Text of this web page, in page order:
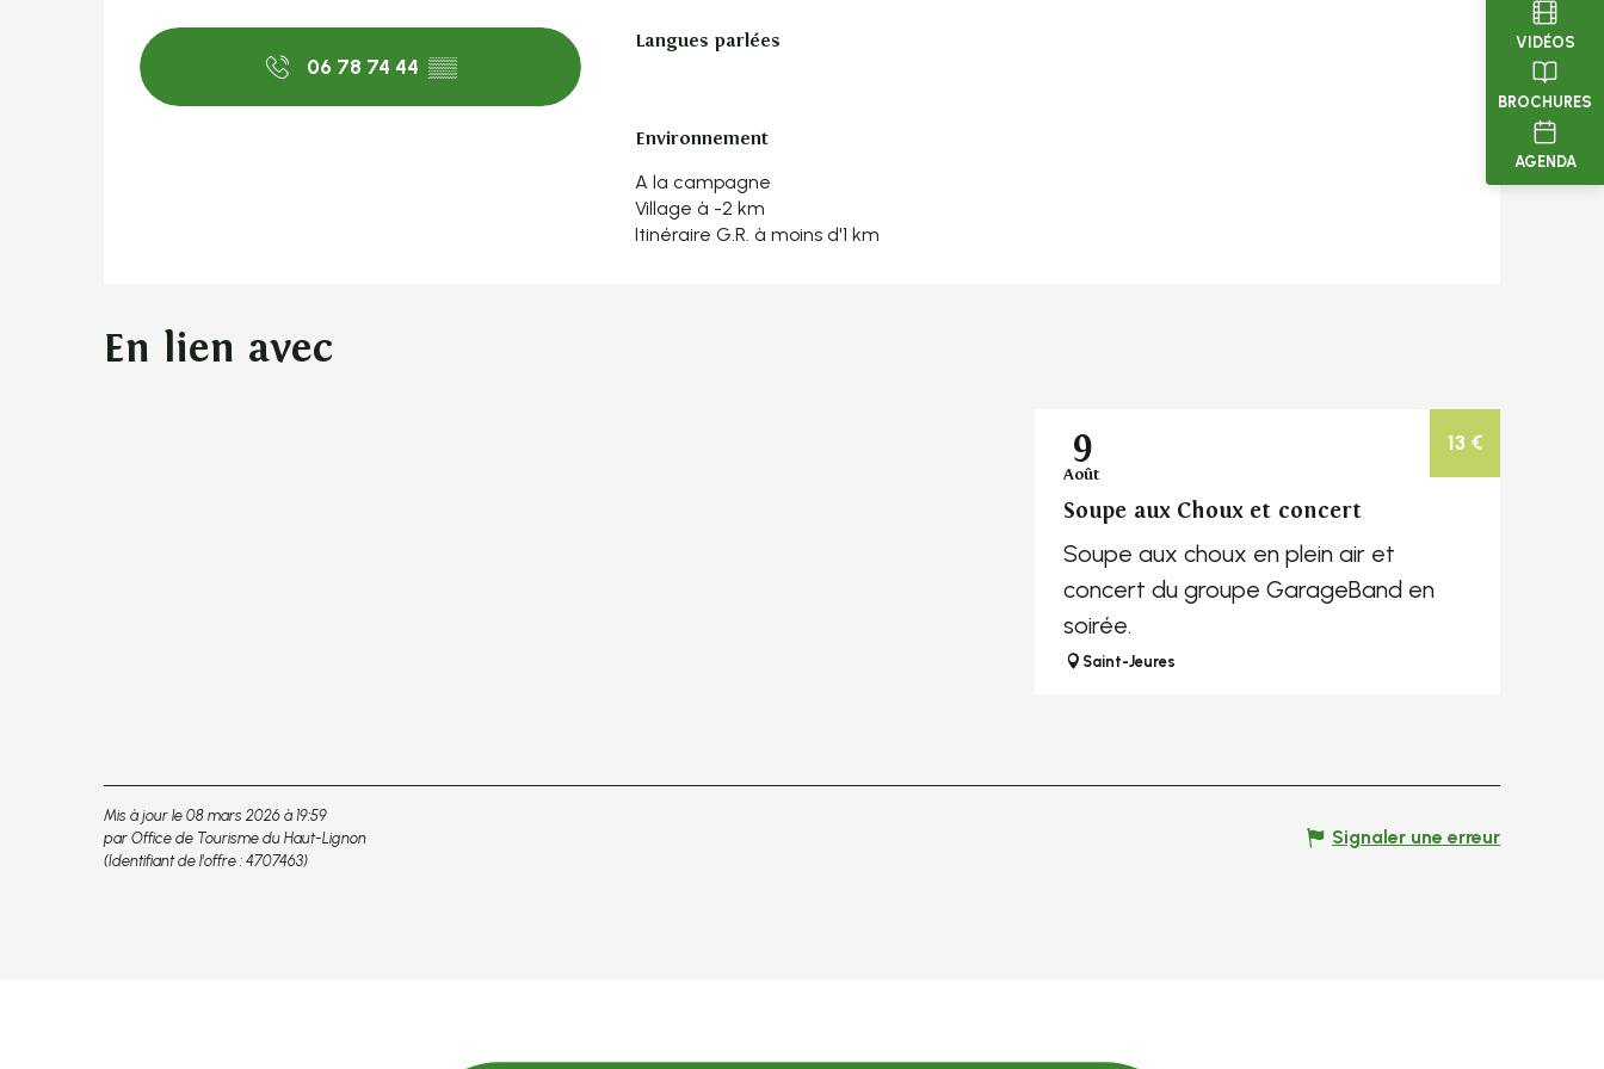
VIDÉOS
BROCHURES
AGENDA
06 78 74 44 ▒▒
Langues parlées
Langues parlées
Environnement
Environnement
A la campagne
Village à -2 km
Itinéraire G.R. à moins d'1 km
En lien avec
13 €
9
Août
Soupe aux Choux et concert
Soupe aux choux en plein air et
concert du groupe GarageBand en
soirée.
Saint-Jeures
Mis à jour le 08 mars 2026 à 19:59
par Office de Tourisme du Haut-Lignon
(Identifiant de l'offre : 4707463)
Signaler une erreur